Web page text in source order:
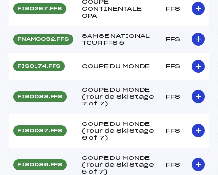
FIS0297.FFS
COUPE
CONTINENTALE
OPA
FFS
FNAM0092.FFS
SAMSE NATIONAL
TOUR FFS 5
FFS
FIS0174.FFS COUPE DU MONDE FFS
FIS0088.FFS
COUPE DU MONDE
(Tour de Ski Stage
7 of 7)
FFS
FIS0087.FFS
COUPE DU MONDE
(Tour de Ski Stage
6 of 7)
FFS
FIS0086.FFS
COUPE DU MONDE
(Tour de Ski Stage
5 of 7)
FFS